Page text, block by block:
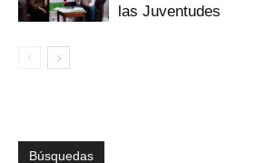
las Juventudes
Búsquedas